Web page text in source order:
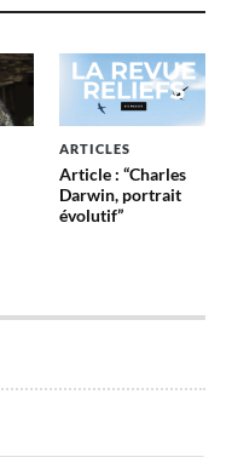
ARTICLES
Article : “Charles
Darwin, portrait
évolutif”